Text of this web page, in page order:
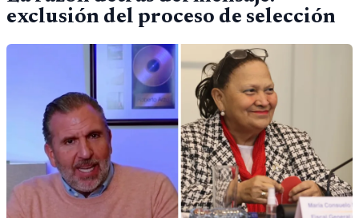
exclusión del proceso de selección